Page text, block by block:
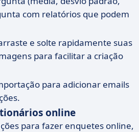
com relatórios que podem
e solte rapidamente suas
para facilitar a criação
para adicionar emails
online
para fazer enquetes online,